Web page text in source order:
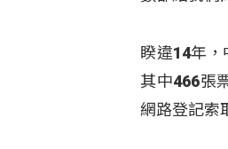
睽違14年
其中466張
網路登記索